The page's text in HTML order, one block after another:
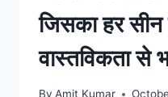
जिसका हर
वास्तविकता से
By Amit Kumar